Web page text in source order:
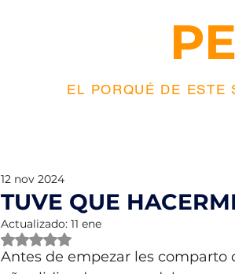
EL PORQUÉ DE ESTE
TUVE QUE
12 nov 2024
Actualizado: 11 ene
Obtuvo NaN de 5 estrellas.
Antes de empezar les comparto